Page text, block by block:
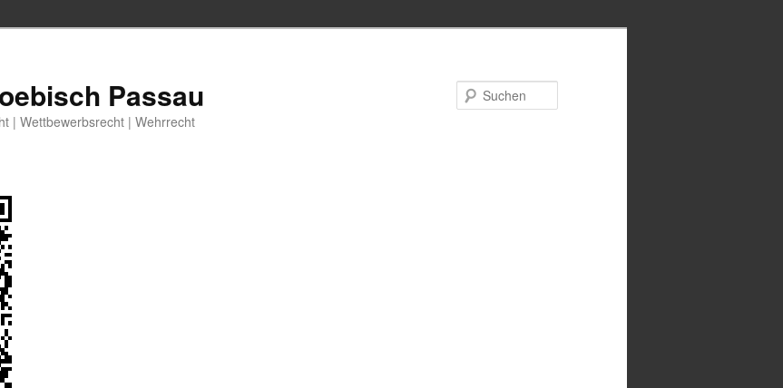
Passau
| Wettbewerbsrecht | Wehrrecht